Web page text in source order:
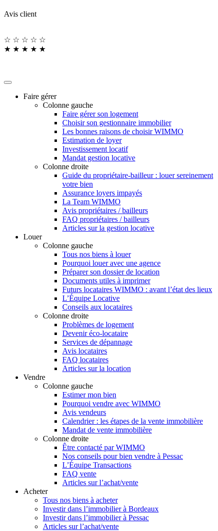
Avis client
☆ ☆ ☆ ☆ ☆
★ ★ ★ ★ ★
Faire gérer
Colonne gauche
Faire gérer son logement
Choisir son gestionnaire immobilier
Les bonnes raisons de choisir WIMMO
Estimation de loyer
Investissement locatif
Mandat gestion locative
Colonne droite
Guide du propriétaire-bailleur : louer sereinement
votre bien
Assurance loyers impayés
La Team WIMMO
Avis propriétaires / bailleurs
FAQ propriétaires / bailleurs
Articles sur la gestion locative
Louer
Colonne gauche
Tous nos biens à louer
Pourquoi louer avec une agence
Préparer son dossier de location
Documents utiles à imprimer
Futurs locataires WIMMO : avant l’état des lieux
L’Équipe Locative
Conseils aux locataires
Colonne droite
Problèmes de logement
Devenir éco-locataire
Services de dépannage
Avis locataires
FAQ locataires
Articles sur la location
Vendre
Colonne gauche
Estimer mon bien
Pourquoi vendre avec WIMMO
Avis vendeurs
Calendrier : les étapes de la vente immobilière
Mandat de vente immobilière
Colonne droite
Être contacté par WIMMO
Nos conseils pour bien vendre à Pessac
L’Équipe Transactions
FAQ vente
Articles sur l’achat/vente
Acheter
Tous nos biens à acheter
Investir dans l’immobilier à Bordeaux
Investir dans l’immobilier à Pessac
Articles sur l’achat/vente